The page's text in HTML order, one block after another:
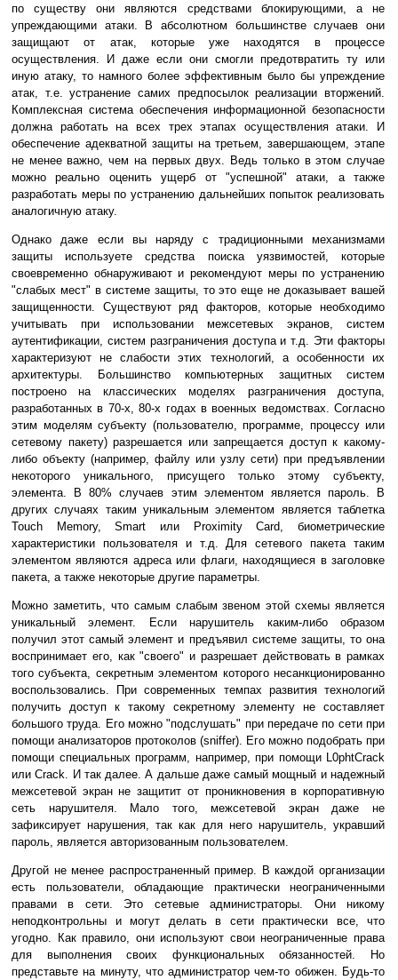
по существу они являются средствами блокирующими, а не
упреждающими атаки. В абсолютном большинстве случаев они
защищают от атак, которые уже находятся в процессе
осуществления. И даже если они смогли предотвратить ту или
иную атаку, то намного более эффективным было бы упреждение
атак, т.е. устранение самих предпосылок реализации вторжений.
Комплексная система обеспечения информационной безопасности
должна работать на всех трех этапах осуществления атаки. И
обеспечение адекватной защиты на третьем, завершающем, этапе
не менее важно, чем на первых двух. Ведь только в этом случае
можно реально оценить ущерб от "успешной" атаки, а также
разработать меры по устранению дальнейших попыток реализовать
аналогичную атаку.
Однако даже если вы наряду с традиционными механизмами
защиты используете средства поиска уязвимостей, которые
своевременно обнаруживают и рекомендуют меры по устранению
"слабых мест" в системе защиты, то это еще не доказывает вашей
защищенности. Существуют ряд факторов, которые необходимо
учитывать при использовании межсетевых экранов, систем
аутентификации, систем разграничения доступа и т.д. Эти факторы
характеризуют не слабости этих технологий, а особенности их
архитектуры. Большинство компьютерных защитных систем
построено на классических моделях разграничения доступа,
разработанных в 70-х, 80-х годах в военных ведомствах. Согласно
этим моделям субъекту (пользователю, программе, процессу или
сетевому пакету) разрешается или запрещается доступ к какому-
либо объекту (например, файлу или узлу сети) при предъявлении
некоторого уникального, присущего только этому субъекту,
элемента. В 80% случаев этим элементом является пароль. В
других случаях таким уникальным элементом является таблетка
Touch Memory, Smart или Proximity Card, биометрические
характеристики пользователя и т.д. Для сетевого пакета таким
элементом являются адреса или флаги, находящиеся в заголовке
пакета, а также некоторые другие параметры.
Можно заметить, что самым слабым звеном этой схемы является
уникальный элемент. Если нарушитель каким-либо образом
получил этот самый элемент и предъявил системе защиты, то она
воспринимает его, как "своего" и разрешает действовать в рамках
того субъекта, секретным элементом которого несанкционированно
воспользовались. При современных темпах развития технологий
получить доступ к такому секретному элементу не составляет
большого труда. Его можно "подслушать" при передаче по сети при
помощи анализаторов протоколов (sniffer). Его можно подобрать при
помощи специальных программ, например, при помощи L0phtCrack
или Crack. И так далее. А дальше даже самый мощный и надежный
межсетевой экран не защитит от проникновения в корпоративную
сеть нарушителя. Мало того, межсетевой экран даже не
зафиксирует нарушения, так как для него нарушитель, укравший
пароль, является авторизованным пользователем.
Другой не менее распространенный пример. В каждой организации
есть пользователи, обладающие практически неограниченными
правами в сети. Это сетевые администраторы. Они никому
неподконтрольны и могут делать в сети практически все, что
угодно. Как правило, они используют свои неограниченные права
для выполнения своих функциональных обязанностей. Но
представьте на минуту, что администратор чем-то обижен. Будь-то